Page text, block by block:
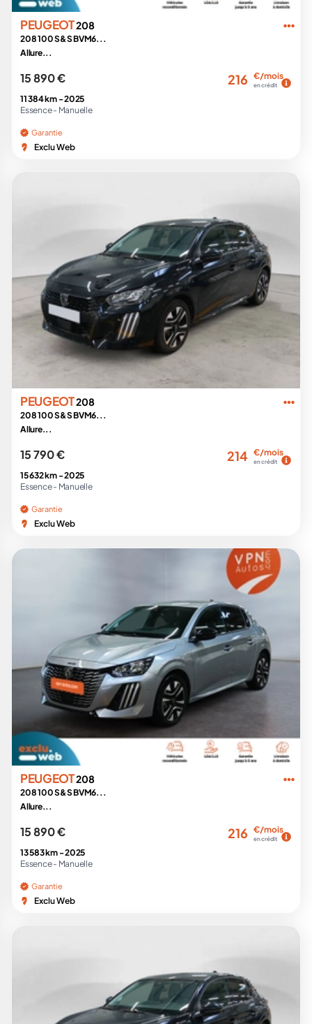
PEUGEOT208
208 100 S&S BVM6...
Allure...
15 890 € 216 €/mois
en crédit
11 384 km -2025
Essence - Manuelle
Garantie
Exclu Web
PEUGEOT208
208 100 S&S BVM6...
Allure...
15 790 € 214 €/mois
en crédit
15 632 km -2025
Essence - Manuelle
Garantie
Exclu Web
PEUGEOT208
208 100 S&S BVM6...
Allure...
15 890 € 216 €/mois
en crédit
13 583 km -2025
Essence - Manuelle
Garantie
Exclu Web